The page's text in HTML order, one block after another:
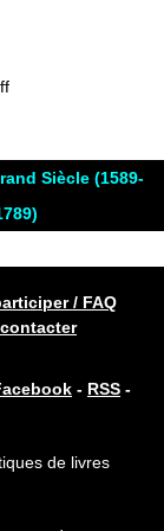
Siècle (1589-
/ FAQ
- RSS -
de livres